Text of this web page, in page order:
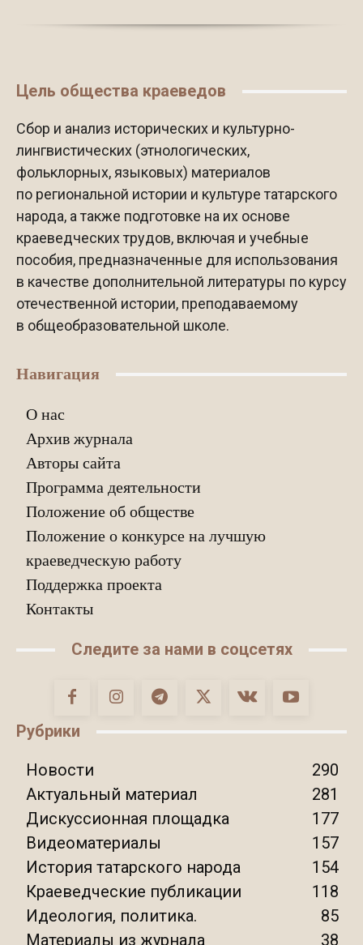
Цель общества краеведов
Сбор и анализ исторических и культурно-
лингвистических (этнологических,
фольклорных, языковых) материалов
по региональной истории и культуре татарского
народа, а также подготовке на их основе
краеведческих трудов, включая и учебные
пособия, предназначенные для использования
в качестве дополнительной литературы по курсу
отечественной истории, преподаваемому
в общеобразовательной школе.
Навигация
О нас
Архив журнала
Авторы сайта
Программа деятельности
Положение об обществе
Положение о конкурсе на лучшую
краеведческую работу
Поддержка проекта
Контакты
Следите за нами в соцсетях
Рубрики
Новости
290
Актуальный материал
281
Дискуссионная площадка
177
Видеоматериалы
157
История татарского народа
154
Краеведческие публикации
118
Идеология, политика.
85
Материалы из журнала
38